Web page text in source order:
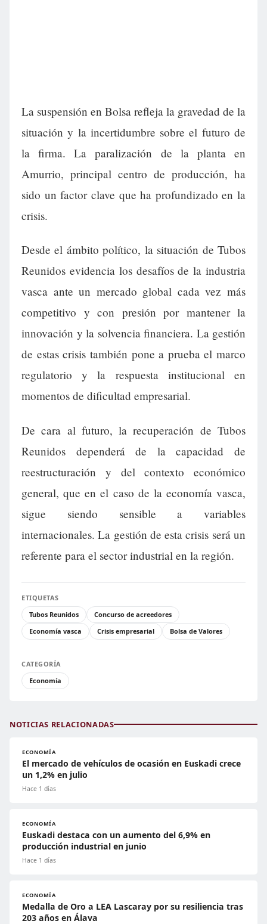
La suspensión en Bolsa refleja la gravedad de la
situación y la incertidumbre sobre el futuro de
la firma. La paralización de la planta en
Amurrio, principal centro de producción, ha
sido un factor clave que ha profundizado en la
crisis.
Desde el ámbito político, la situación de Tubos
Reunidos evidencia los desafíos de la industria
vasca ante un mercado global cada vez más
competitivo y con presión por mantener la
innovación y la solvencia financiera. La gestión
de estas crisis también pone a prueba el marco
regulatorio y la respuesta institucional en
momentos de dificultad empresarial.
De cara al futuro, la recuperación de Tubos
Reunidos dependerá de la capacidad de
reestructuración y del contexto económico
general, que en el caso de la economía vasca,
sigue siendo sensible a variables
internacionales. La gestión de esta crisis será un
referente para el sector industrial en la región.
ETIQUETAS
Tubos Reunidos
Concurso de acreedores
Economía vasca
Crisis empresarial Bolsa de Valores
CATEGORÍA
Economía
NOTICIAS RELACIONADAS
ECONOMÍA
El mercado de vehículos de ocasión en Euskadi crece
un 1,2% en julio
Hace 1 días
ECONOMÍA
Euskadi destaca con un aumento del 6,9% en
producción industrial en junio
Hace 1 días
ECONOMÍA
Medalla de Oro a LEA Lascaray por su resiliencia tras
203 años en Álava